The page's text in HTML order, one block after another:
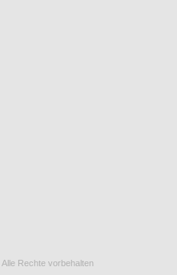
Alle Rechte vorbehalten